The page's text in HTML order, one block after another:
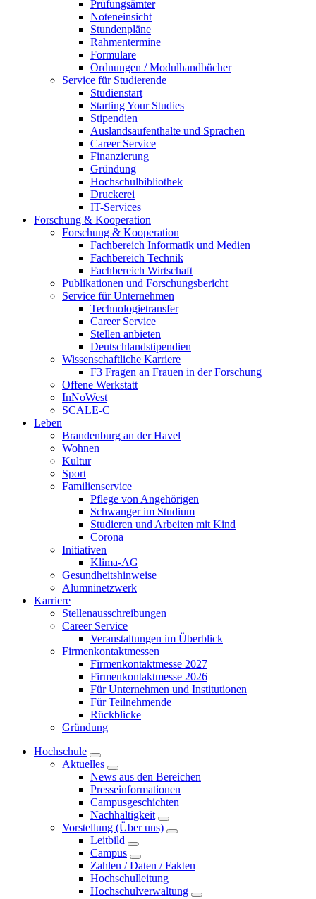
Prüfungsämter
Noteneinsicht
Stundenpläne
Rahmentermine
Formulare
Ordnungen / Modulhandbücher
Service für Studierende
Studienstart
Starting Your Studies
Stipendien
Auslandsaufenthalte und Sprachen
Career Service
Finanzierung
Gründung
Hochschulbibliothek
Druckerei
IT-Services
Forschung & Kooperation
Forschung & Kooperation
Fachbereich Informatik und Medien
Fachbereich Technik
Fachbereich Wirtschaft
Publikationen und Forschungsbericht
Service für Unternehmen
Technologietransfer
Career Service
Stellen anbieten
Deutschlandstipendien
Wissenschaftliche Karriere
F3 Fragen an Frauen in der Forschung
Offene Werkstatt
InNoWest
SCALE-C
Leben
Brandenburg an der Havel
Wohnen
Kultur
Sport
Familienservice
Pflege von Angehörigen
Schwanger im Studium
Studieren und Arbeiten mit Kind
Corona
Initiativen
Klima-AG
Gesundheitshinweise
Alumninetzwerk
Karriere
Stellenausschreibungen
Career Service
Veranstaltungen im Überblick
Firmenkontaktmessen
Firmenkontaktmesse 2027
Firmenkontaktmesse 2026
Für Unternehmen und Institutionen
Für Teilnehmende
Rückblicke
Gründung
Hochschule
Aktuelles
News aus den Bereichen
Presseinformationen
Campusgeschichten
Nachhaltigkeit
Vorstellung (Über uns)
Leitbild
Campus
Zahlen / Daten / Fakten
Hochschulleitung
Hochschulverwaltung